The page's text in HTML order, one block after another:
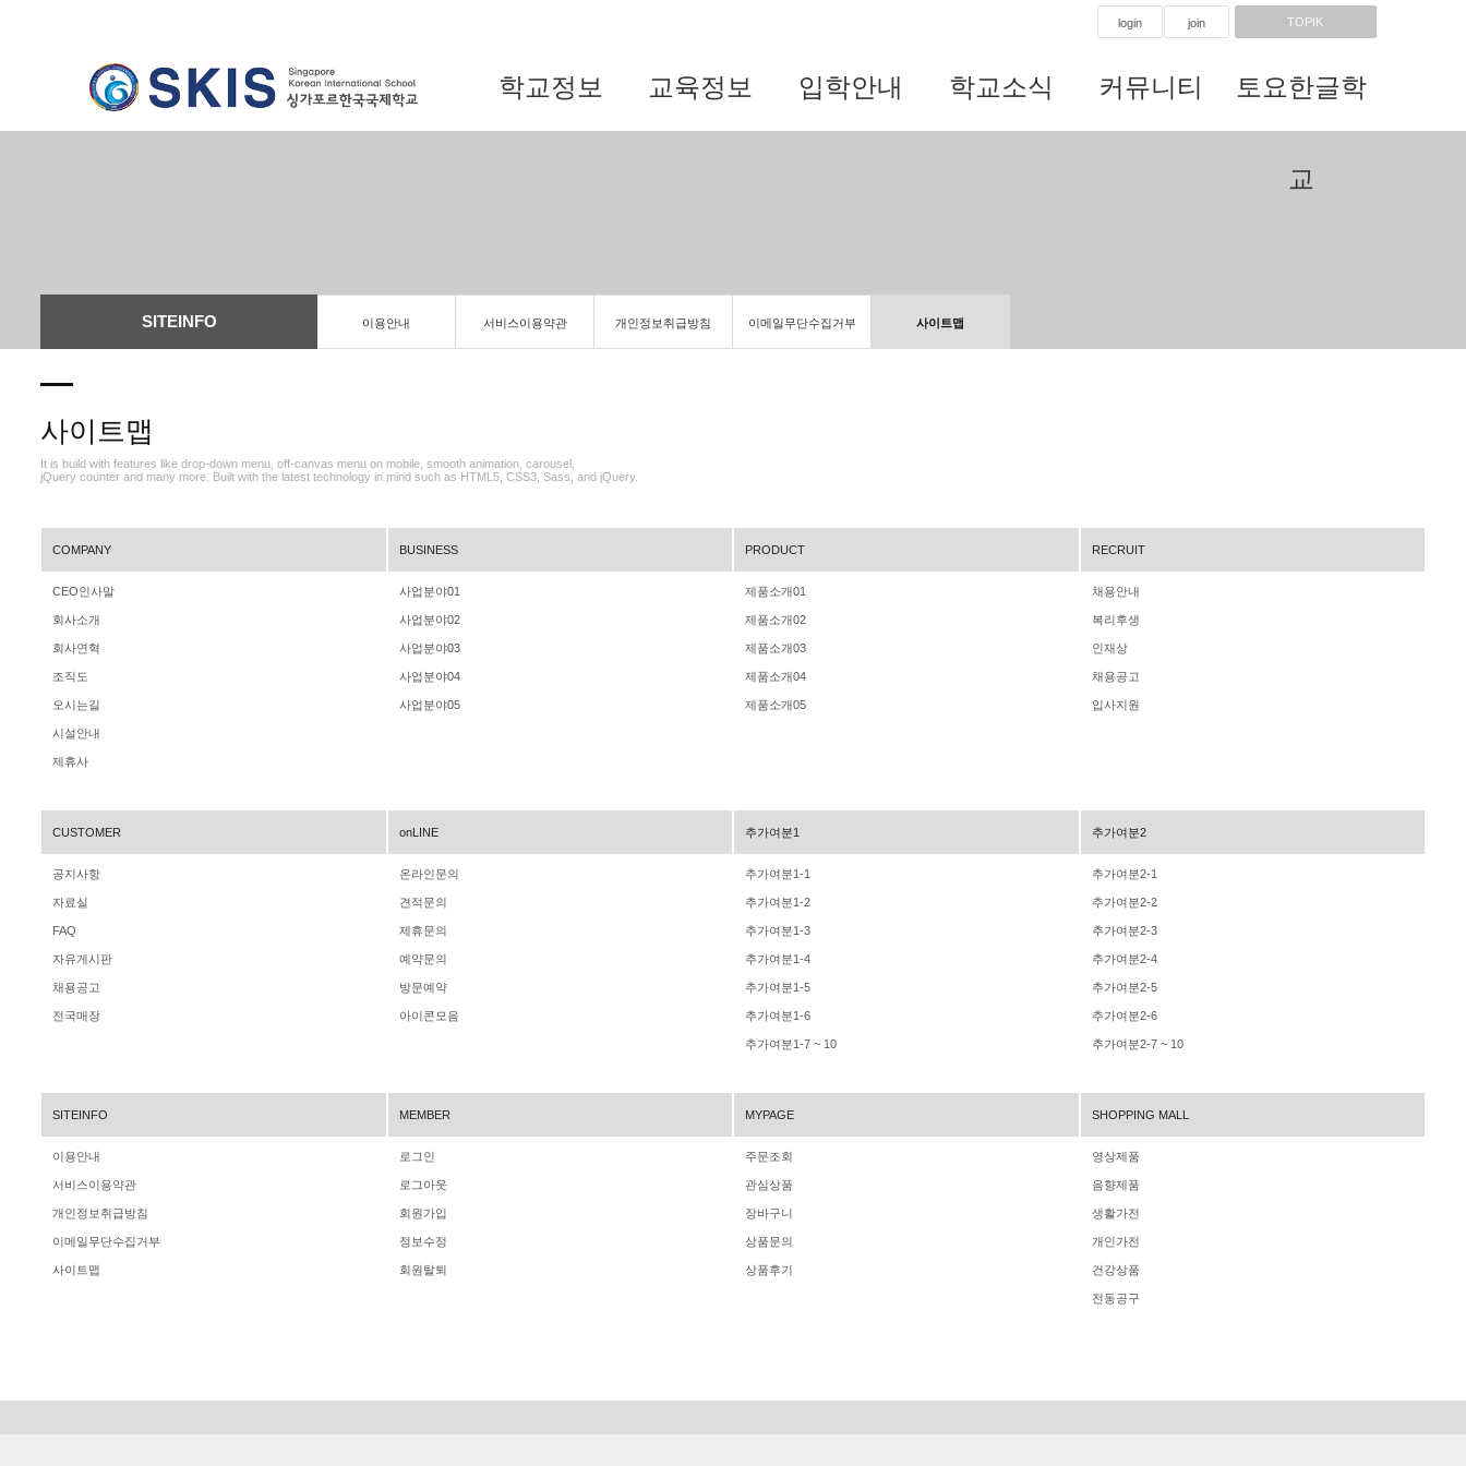
login join TOPIK
학교정보 교육정보 입학안내 학교소식 커뮤니티 토요한글학
교
SITEINFO 이용안내 서비스이용약관 개인정보취급방침 이메일무단수집거부 사이트맵
사이트맵
It is build with features like drop-down menu, off-canvas menu on mobile, smooth animation, carousel,
jQuery counter and many more. Built with the latest technology in mind such as HTML5, CSS3, Sass, and jQuery.
COMPANY
CEO인사말
회사소개
회사연혁
조직도
오시는길
시설안내
제휴사
BUSINESS
사업분야01
사업분야02
사업분야03
사업분야04
사업분야05
PRODUCT
제품소개01
제품소개02
제품소개03
제품소개04
제품소개05
RECRUIT
채용안내
복리후생
인재상
채용공고
입사지원
CUSTOMER
공지사항
자료실
FAQ
자유게시판
채용공고
전국매장
onLINE
온라인문의
견적문의
제휴문의
예약문의
방문예약
아이콘모음
추가여분1
추가여분1-1
추가여분1-2
추가여분1-3
추가여분1-4
추가여분1-5
추가여분1-6
추가여분1-7 ~ 10
추가여분2
추가여분2-1
추가여분2-2
추가여분2-3
추가여분2-4
추가여분2-5
추가여분2-6
추가여분2-7 ~ 10
SITEINFO
이용안내
서비스이용약관
개인정보취급방침
이메일무단수집거부
사이트맵
MEMBER
로그인
로그아웃
회원가입
정보수정
회원탈퇴
MYPAGE
주문조회
관심상품
장바구니
상품문의
상품후기
SHOPPING MALL
영상제품
음향제품
생활가전
개인가전
건강상품
전동공구